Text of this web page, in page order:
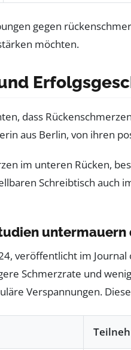
dass
aus Berlin, von ihren
im unteren Rücken,
Schreibtisch auch
veröffentlicht im
Schmerzrate und
Verspannungen.